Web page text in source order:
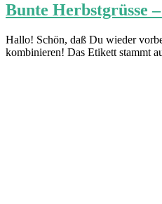
Bunte Herbstgrüsse
Hallo! Schön, daß Du wieder
kombinieren! Das Etikett stammt